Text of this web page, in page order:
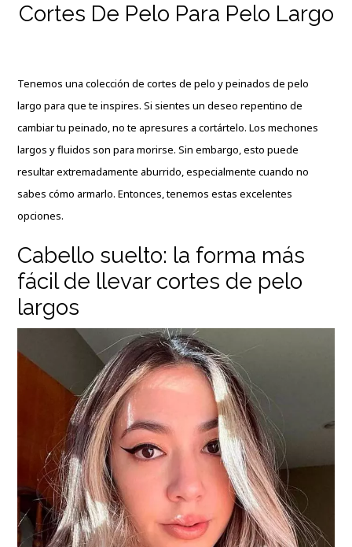
Cortes De Pelo Para Pelo Largo
Tenemos una colección de cortes de pelo y peinados de pelo
largo para que te inspires. Si sientes un deseo repentino de
cambiar tu peinado, no te apresures a cortártelo. Los mechones
largos y fluidos son para morirse. Sin embargo, esto puede
resultar extremadamente aburrido, especialmente cuando no
sabes cómo armarlo. Entonces, tenemos estas excelentes
opciones.
Cabello suelto: la forma más
fácil de llevar cortes de pelo
largos